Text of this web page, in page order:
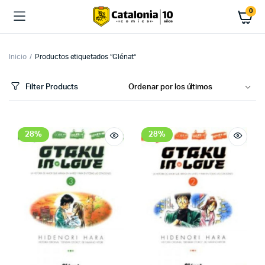
0
Inicio Productos etiquetados “Glénat”
Filter Products
28% 28%